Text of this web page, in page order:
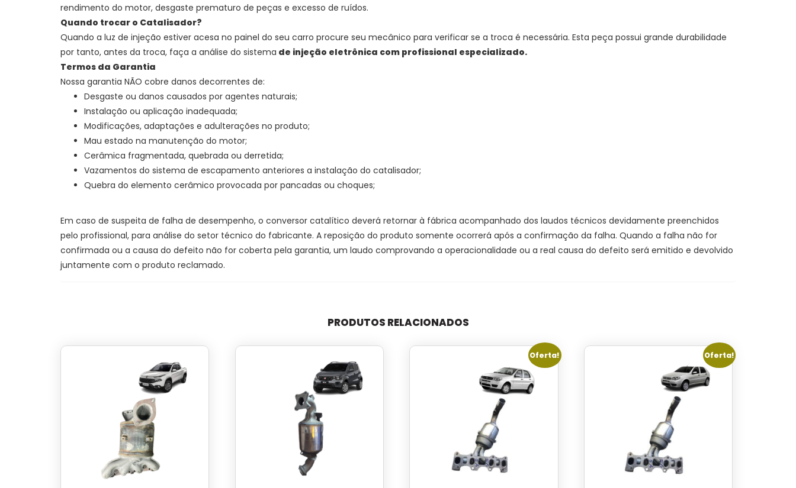
rendimento do motor, desgaste prematuro de peças e excesso de ruídos.
Quando trocar o Catalisador?
Quando a luz de injeção estiver acesa no painel do seu carro procure seu mecânico para verificar se a troca é necessária. Esta peça possui grande durabilidade
por tanto, antes da troca, faça a análise do sistema de injeção eletrônica com profissional especializado.
Termos da Garantia
Nossa garantia NÃO cobre danos decorrentes de:
Desgaste ou danos causados por agentes naturais;
Instalação ou aplicação inadequada;
Modificações, adaptações e adulterações no produto;
Mau estado na manutenção do motor;
Cerâmica fragmentada, quebrada ou derretida;
Vazamentos do sistema de escapamento anteriores a instalação do catalisador;
Quebra do elemento cerâmico provocada por pancadas ou choques;
Em caso de suspeita de falha de desempenho, o conversor catalítico deverá retornar à fábrica acompanhado dos laudos técnicos devidamente preenchidos
pelo profissional, para análise do setor técnico do fabricante. A reposição do produto somente ocorrerá após a confirmação da falha. Quando a falha não for
confirmada ou a causa do defeito não for coberta pela garantia, um laudo comprovando a operacionalidade ou a real causa do defeito será emitido e devolvido
juntamente com o produto reclamado.
PRODUTOS RELACIONADOS
Oferta! Oferta!